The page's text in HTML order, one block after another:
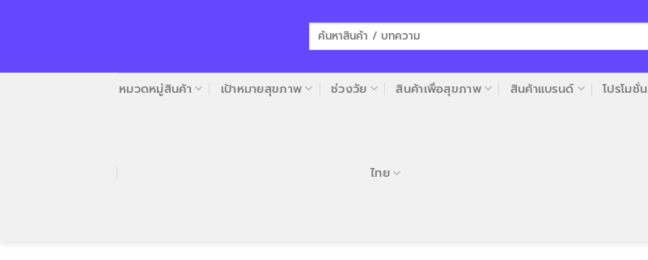
ค้นหา:
หมวดหมู่สินค้า เป้าหมายสุขภาพ ช่วงวัย สินค้าเพื่อสุขภาพ สินค้าแบรนด์ โปรโมชั่น
ไทย